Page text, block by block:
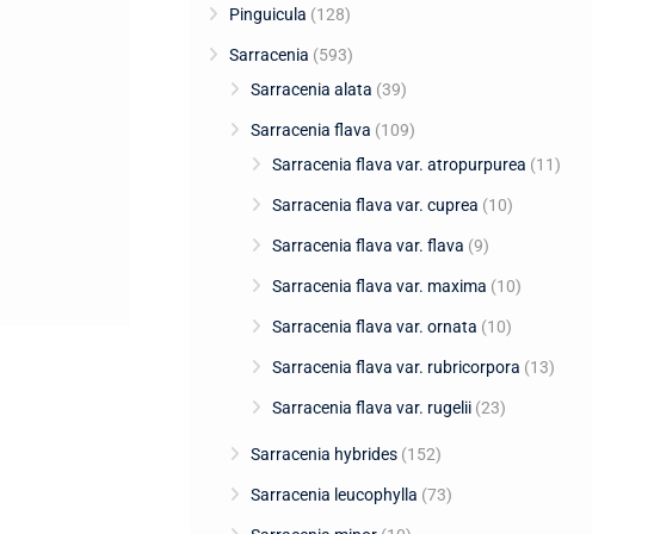
Pinguicula (128)
Sarracenia (593)
Sarracenia alata (39)
Sarracenia flava (109)
Sarracenia flava var. atropurpurea (11)
Sarracenia flava var. cuprea (10)
Sarracenia flava var. flava (9)
Sarracenia flava var. maxima (10)
Sarracenia flava var. ornata (10)
Sarracenia flava var. rubricorpora (13)
Sarracenia flava var. rugelii (23)
Sarracenia hybrides (152)
Sarracenia leucophylla (73)